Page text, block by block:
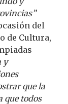
del
de Cultura,
y
que la
que todos